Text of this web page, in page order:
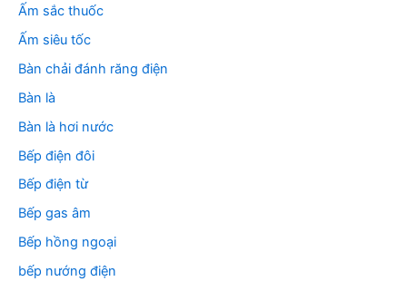
m
Ấm sắc thuốc
Ấm siêu tốc
Bàn chải đánh răng điện
Bàn là
Bàn là hơi nước
Bếp điện đôi
Bếp điện từ
Bếp gas âm
Bếp hồng ngoại
bếp nướng điện